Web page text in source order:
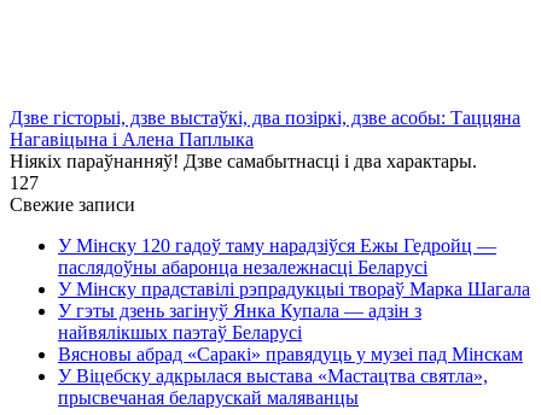
Дзве гісторыі, дзве выстаўкі, два позіркі, дзве асобы: Таццяна
Нагавіцына і Алена Паплыка
Ніякіх параўнанняў! Дзве самабытнасці і два характары.
1 27
Свежие записи
У Мінску 120 гадоў таму нарадзіўся Ежы Гедройц —
паслядоўны абаронца незалежнасці Беларусі
У Мінску прадставілі рэпрадукцыі твораў Марка Шагала
У гэты дзень загінуў Янка Купала — адзін з
найвялікшых паэтаў Беларусі
Вясновы абрад «Саракі» правядуць у музеі пад Мінскам
У Віцебску адкрылася выстава «Мастацтва святла»,
прысвечаная беларускай маляванцы